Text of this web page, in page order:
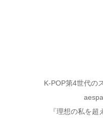
K-POP第4世代の
『理想の私を